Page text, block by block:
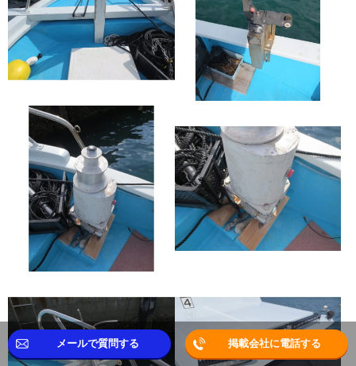
メールで質問する 掲載会社に電話する